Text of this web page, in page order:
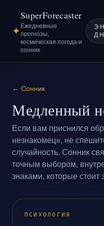
✦
SuperForecaster
Ежедневные
прогнозы,
космическая погода и
сонник
← Сонник
Медленный
Если вам приснился
незнакомец», не
случайность. Сонник
точным выбором,
знаками, которые стоит
ПСИХОЛОГИЯ